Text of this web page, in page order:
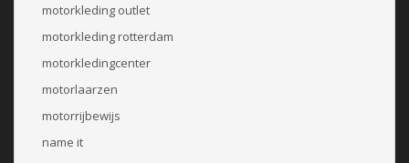
motorkleding outlet
motorkleding rotterdam
motorkledingcenter
motorlaarzen
motorrijbewijs
name it